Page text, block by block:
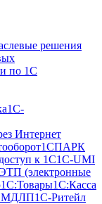
решения
по 1С
1С-
Интернет
1СПАРК
к 1С1С-UMI
(электронные
1С:Товары1С:Касса
1C-Ритейл